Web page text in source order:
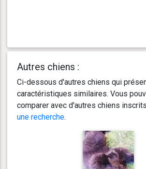
Autres chiens :
Ci-dessous d'autres chiens qui
caractéristiques similaires. Vous
comparer avec d'autres chiens
une recherche.